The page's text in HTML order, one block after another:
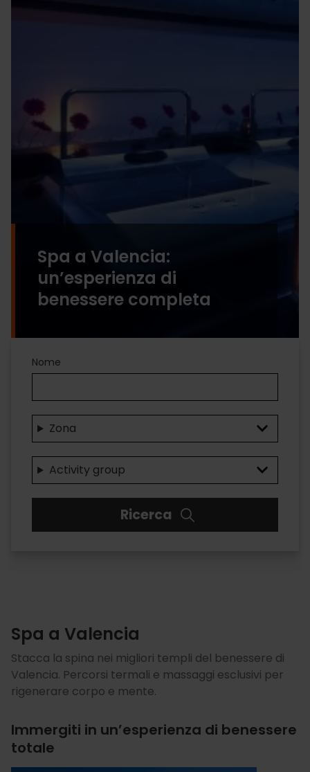
Spa a Valencia:
un’esperienza di
benessere completa
Associated
VV
-
Business
activity
Nome
Zona
Activity group
Ricerca
Spa a Valencia
Stacca la spina nei migliori templi del benessere di
Valencia. Percorsi termali e massaggi esclusivi per
rigenerare corpo e mente.
Immergiti in un’esperienza di benessere
totale